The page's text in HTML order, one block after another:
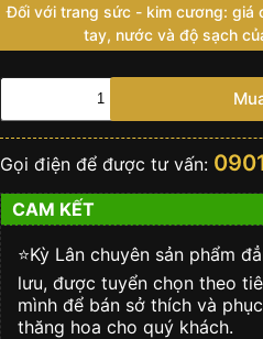
Đối với trang sức - kim cương: giá
tay, nước và độ sạch
Đồng
Patek
Aquanaut
5267-
200A-
010
số
lượng
Gọi điện để được tư vấn:
CAM KẾT
⭐️Kỳ Lân chuyên sản phẩm
lưu, được tuyển chọn theo
mình để bán sở thích và
thăng hoa cho quý khách.